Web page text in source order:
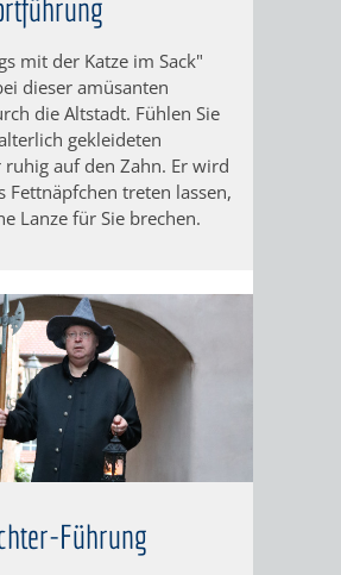
MÜHLEN-
TAL
WEINHEIM
UND
KURPFALZ
–
UND
VON
WIE
mit der Katze im Sack"
dieser amüsanten
die Altstadt. Fühlen Sie
gekleideten
auf den Zahn. Er wird
Fettnäpfchen treten lassen,
Lanze für Sie brechen.
Führung